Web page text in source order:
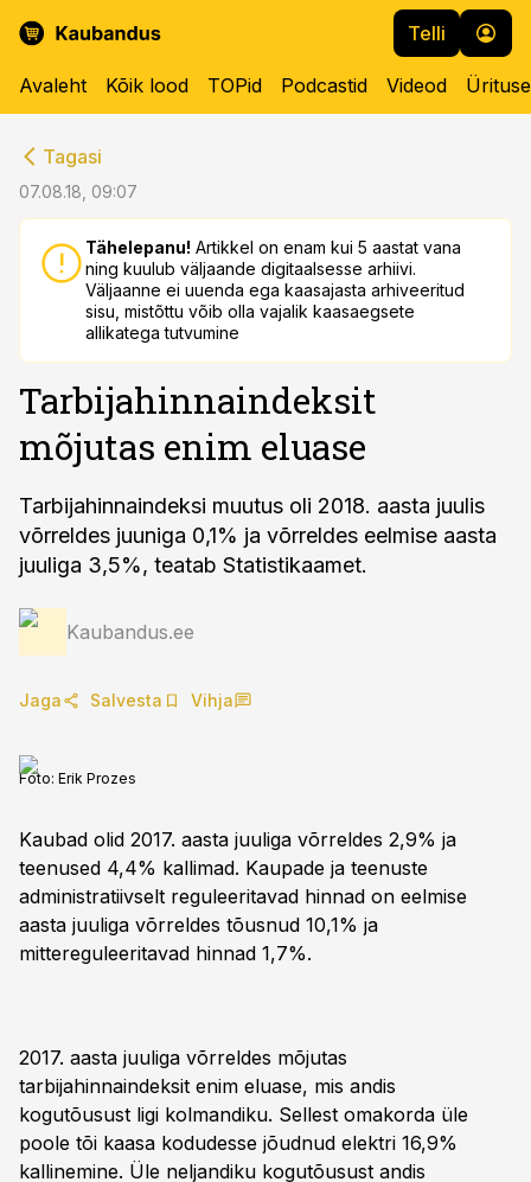
Telli
Avaleht Kõik lood TOPid Podcastid Videod
Tagasi
07.08.18, 09:07
Tähelepanu! Artikkel on enam kui 5 aastat vana
ning kuulub väljaande digitaalsesse arhiivi.
Väljaanne ei uuenda ega kaasajasta arhiveeritud
sisu, mistõttu võib olla vajalik kaasaegsete
allikatega tutvumine
Tarbijahinnaindeksit
mõjutas enim eluase
Tarbijahinnaindeksi muutus oli 2018. aasta juulis
võrreldes juuniga 0,1% ja võrreldes eelmise aasta
juuliga 3,5%, teatab Statistikaamet.
Kaubandus.ee
Jaga Salvesta Vihja
Foto: Erik Prozes
Kaubad olid 2017. aasta juuliga võrreldes 2,9% ja
teenused 4,4% kallimad. Kaupade ja teenuste
administratiivselt reguleeritavad hinnad on eelmise
aasta juuliga võrreldes tõusnud 10,1% ja
mittereguleeritavad hinnad 1,7%.
2017. aasta juuliga võrreldes mõjutas
tarbijahinnaindeksit enim eluase, mis andis
kogutõusust ligi kolmandiku. Sellest omakorda üle
poole tõi kaasa kodudesse jõudnud elektri 16,9%
kallinemine. Üle neljandiku kogutõusust andis